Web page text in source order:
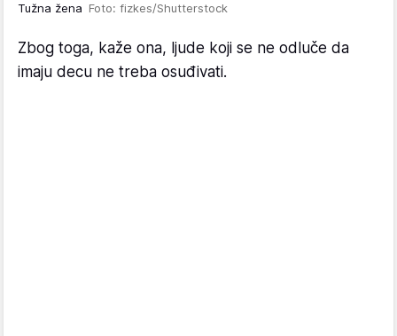
Tužna žena Foto: fizkes/Shutterstock
Zbog toga, kaže ona, ljude koji se ne odluče da
imaju decu ne treba osuđivati.